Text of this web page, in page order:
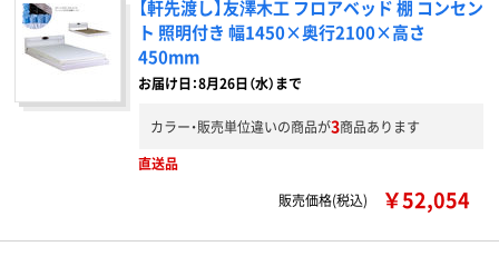
【軒先渡し】友澤木工 フロアベッド 棚 コンセン
ト 照明付き 幅1450×奥行2100×高さ
450mm
お届け日：8月26日（水）まで
カラー・販売単位違いの商品が3商品あります
直送品
販売価格(税込)
￥52,054